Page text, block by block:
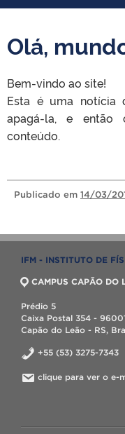
INTERNACIONAL
PORTARIAS
TELEFONES
Olá,
Bem-vindo ao site!
Esta é uma notícia
apagá-la, e então
conteúdo.
Publicado em 14/03/
IFM - INSTITUTO DE
CAMPUS CAPÃO
Prédio 5
Caixa Postal 354 -
Capão do Leão - RS,
+55 (53) 3275-7343
clique para ver o e-